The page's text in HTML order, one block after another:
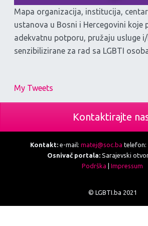
Mapa organizacija, institucija,
ustanova u Bosni i Hercegovini koje
adekvatnu potporu, pružaju usluge
senzibilizirane za rad sa LGBTI
My Tweets
Kontaktirajte
Kontakt:e-mail: matej@soc.ba telefon:
Osnivač portala: Sarajevski
Podrška
Impressum
© LGBTI.ba 2021